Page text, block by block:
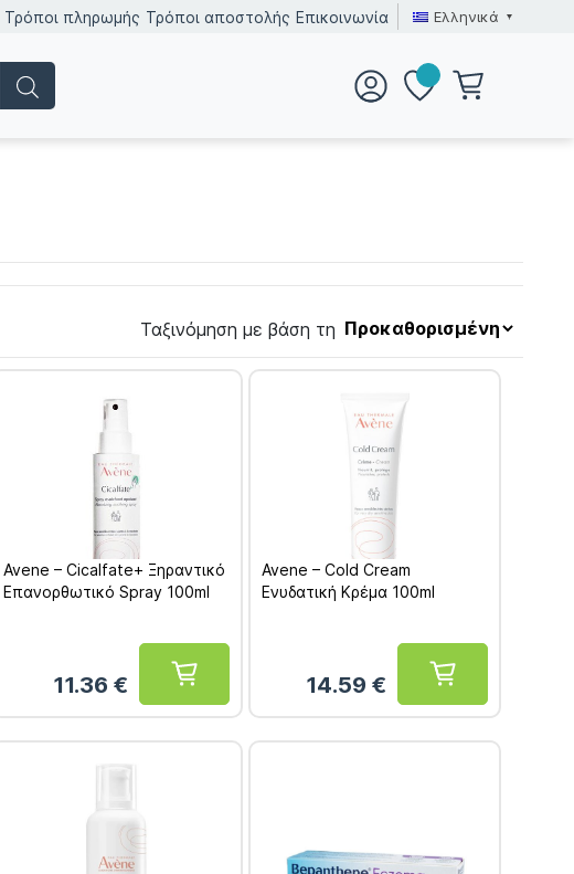
Τρόποι πληρωμής Τρόποι αποστολής Επικοινωνία Ελληνικά
Ταξινόμηση με βάση τη
Avene – Cicalfate+ Ξηραντικό
Επανορθωτικό Spray 100ml
11.36€
Avene – Cold Cream
Ενυδατική Κρέμα 100ml
14.59 €